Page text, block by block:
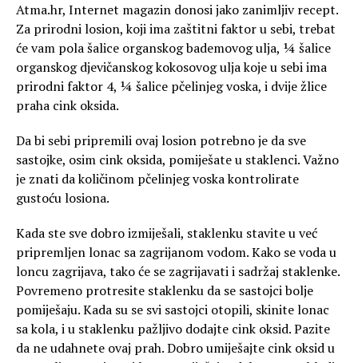
Atma.hr, Internet magazin donosi jako zanimljiv recept.
Za prirodni losion, koji ima zaštitni faktor u sebi, trebat
će vam pola šalice organskog bademovog ulja, ¼ šalice
organskog djevičanskog kokosovog ulja koje u sebi ima
prirodni faktor 4, ¼ šalice pčelinjeg voska, i dvije žlice
praha cink oksida.
Da bi sebi pripremili ovaj losion potrebno je da sve
sastojke, osim cink oksida, pomiješate u staklenci. Važno
je znati da količinom pčelinjeg voska kontrolirate
gustoću losiona.
Kada ste sve dobro izmiješali, staklenku stavite u već
pripremljen lonac sa zagrijanom vodom. Kako se voda u
loncu zagrijava, tako će se zagrijavati i sadržaj staklenke.
Povremeno protresite staklenku da se sastojci bolje
pomiješaju. Kada su se svi sastojci otopili, skinite lonac
sa kola, i u staklenku pažljivo dodajte cink oksid. Pazite
da ne udahnete ovaj prah. Dobro umiješajte cink oksid u